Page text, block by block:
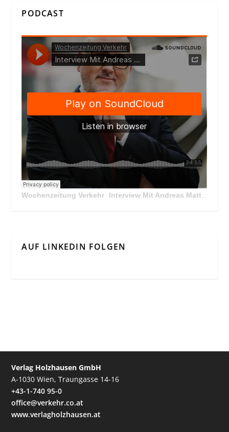
PODCAST
Wochenzeitung Verkehr · Interview Mit Andreas Matthä, CEO der ÖBB Holding
AUF LINKEDIN FOLGEN
Verlag Holzhausen GmbH
A-1030 Wien, Traungasse 14-16
+43-1-740 95-0
office@verkehr.co.at
www.verlagholzhausen.at